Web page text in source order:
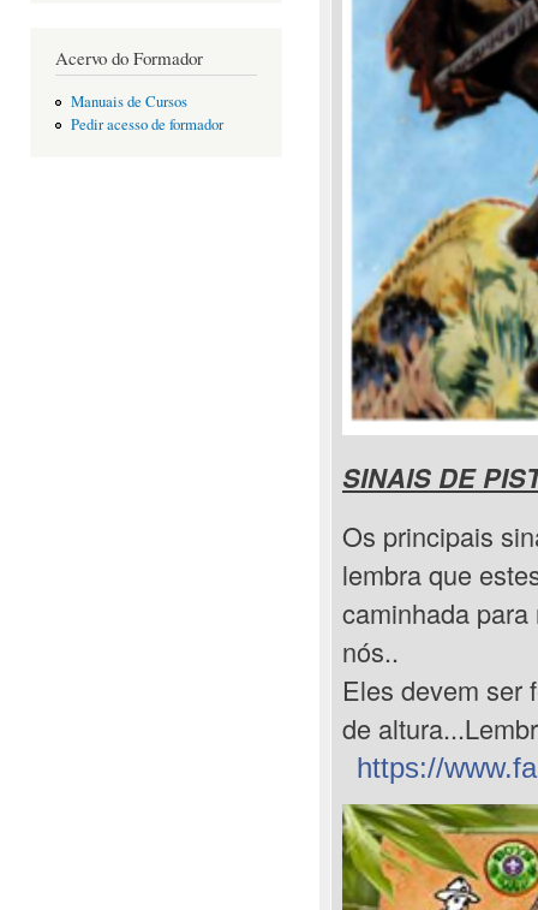
Acervo do Formador
Manuais de Cursos
Pedir acesso de formador
SINAIS DE
Os principais
lembra que
caminhada
nós..
Eles devem ser
de
https://